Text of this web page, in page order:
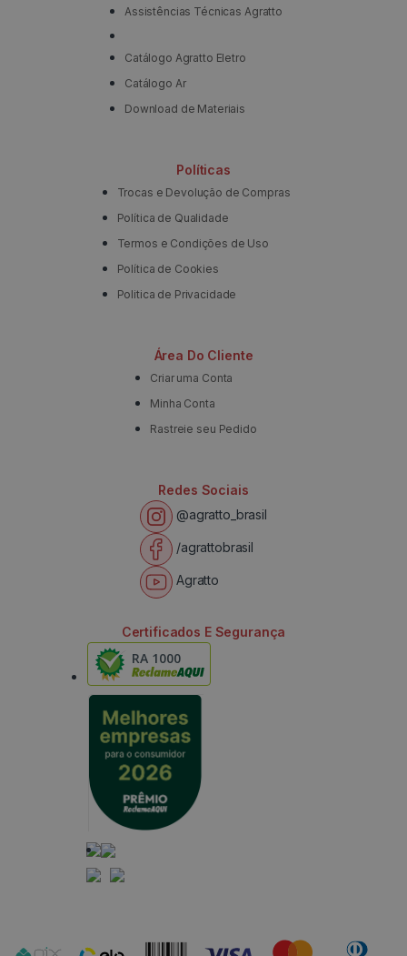
Assistências Técnicas Agratto
Catálogo Agratto Eletro
Catálogo Ar
Download de Materiais
Políticas
Trocas e Devolução de Compras
Política de Qualidade
Termos e Condições de Uso
Política de Cookies
Politica de Privacidade
Área Do Cliente
Criar uma Conta
Minha Conta
Rastreie seu Pedido
Redes Sociais
@agratto_brasil
/agrattobrasil
Agratto
Certificados E Segurança
RA 1000